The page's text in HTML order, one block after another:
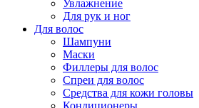
Увлажнение
Для рук и ног
Для волос
Шампуни
Маски
Филлеры для волос
Спреи для волос
Средства для кожи головы
Кондиционеры